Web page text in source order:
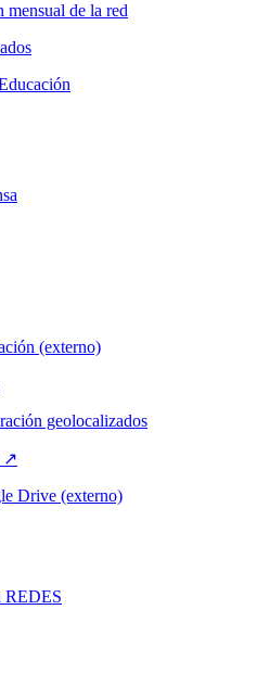
mensual de la red
(externo)
geolocalizados
↗
Drive (externo)
REDES